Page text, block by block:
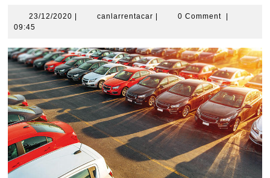
23/12/2020 23/12/2020canlarrentacar canlarrentacar
0 Comment
09:45